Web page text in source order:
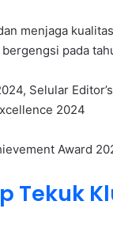
menjaga
pada
Selular
2024
Award
Tekuk